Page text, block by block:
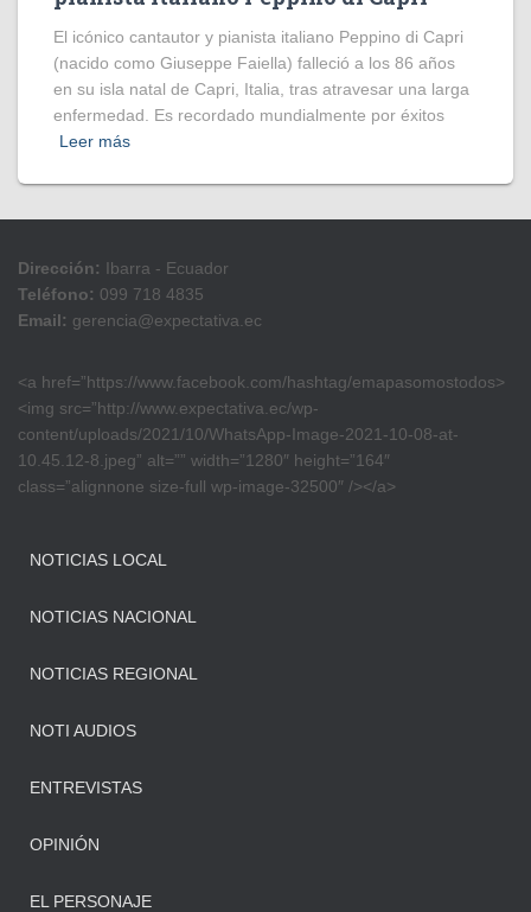
El icónico cantautor y pianista italiano Peppino di Capri
(nacido como Giuseppe Faiella) falleció a los 86 años
en su isla natal de Capri, Italia, tras atravesar una larga
enfermedad. Es recordado mundialmente por éxitos
Leer más
Dirección: Ibarra - Ecuador
Teléfono: 099 718 4835
Email: gerencia@expectativa.ec
<a href=”https://www.facebook.com/hashtag/emapasomostodos>
<img src=”http://www.expectativa.ec/wp-
content/uploads/2021/10/WhatsApp-Image-2021-10-08-at-
10.45.12-8.jpeg” alt=”” width=”1280″ height=”164″
class=”alignnone size-full wp-image-32500″ /></a>
NOTICIAS LOCAL
NOTICIAS NACIONAL
NOTICIAS REGIONAL
NOTI AUDIOS
ENTREVISTAS
OPINIÓN
EL PERSONAJE